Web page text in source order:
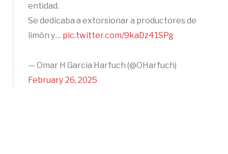
entidad.
Se dedicaba a extorsionar a productores de
limón y… pic.twitter.com/9kaDz41SPg
— Omar H Garcia Harfuch (@OHarfuch)
February 26, 2025